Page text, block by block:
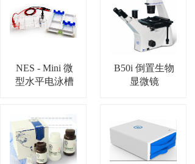
NES - Mini 微
型水平电泳槽
B50i 倒置生物
显微镜